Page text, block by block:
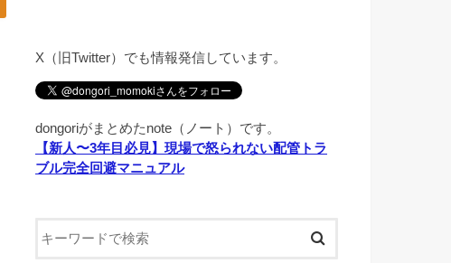
X（旧Twitter）でも情報発信しています。
dongoriがまとめたnote（ノート）です。
【新人〜3年目必見】現場で怒られない配管トラ
ブル完全回避マニュアル